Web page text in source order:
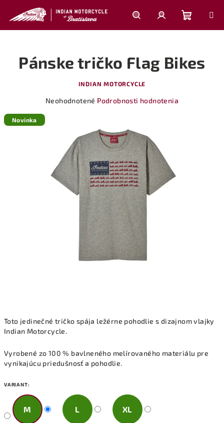
obsah
HľadaťPrihlásenie
košík
Toto jedinečné tričko spája ležérne pohodlie s dizajnom vlajky
Indian Motorcycle.
Vyrobené zo 100 % bavlneného melírovaného materiálu pre
vynikajúcu priedušnosť a pohodlie.
VARIANT:
M L XL
Pánske tričko Flag Bikes
INDIAN MOTORCYCLE
Priemerné
produktu
hviezdičiek.
Neohodnotené Podrobnosti hodnotenia
Novinka